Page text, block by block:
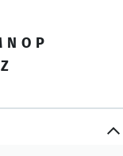
N O P
Z